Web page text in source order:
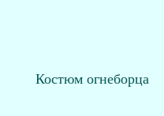
Костюм огнеборца